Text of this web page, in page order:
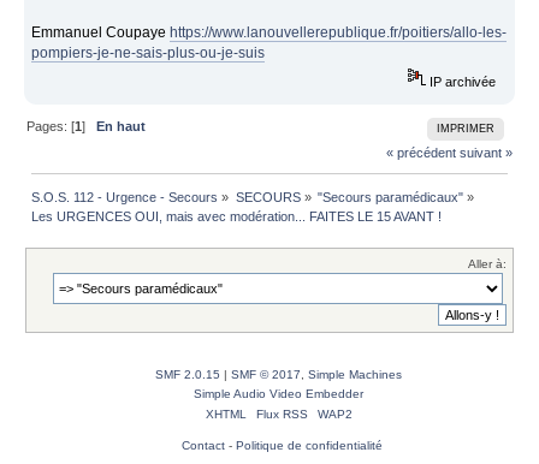
Emmanuel Coupaye https://www.lanouvellerepublique.fr/poitiers/allo-les-
pompiers-je-ne-sais-plus-ou-je-suis
IP archivée
IMPRIMER
Pages: [1]
En haut
« précédent suivant »
S.O.S. 112 - Urgence - Secours » SECOURS» "Secours paramédicaux"»
Les URGENCES OUI, mais avec modération... FAITES LE 15 AVANT !
Aller à:
SMF 2.0.15 SMF © 2017, Simple Machines
Simple Audio Video Embedder
XHTML
Flux RSS WAP2
Contact- Politique de confidentialité